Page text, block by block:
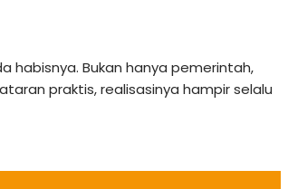
habisnya. Bukan hanya pemerintah,
praktis, realisasinya hampir selalu